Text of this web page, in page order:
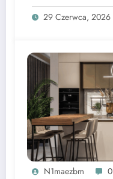
29 Czerwca, 2026
N1maezbm 0